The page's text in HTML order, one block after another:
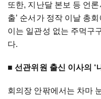
또한, 지난달 본보 등 언
출’ 순서가 정작 이날 총
이는 일관성 없는 주먹구
다.
■선관위원 출신 이사의 ‘
회의장 안팎에서는 차마